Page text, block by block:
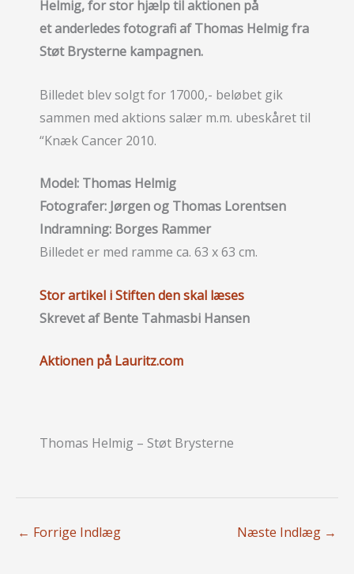
Helmig, for stor hjælp til aktionen på
et anderledes fotografi af Thomas Helmig fra
Støt Brysterne kampagnen.
Billedet blev solgt for 17000,- beløbet gik
sammen med aktions salær m.m. ubeskåret til
“Knæk Cancer 2010.
Model: Thomas Helmig
Fotografer: Jørgen og Thomas Lorentsen
Indramning: Borges Rammer
Billedet er med ramme ca. 63 x 63 cm.
Stor artikel i Stiften den skal læses
Skrevet af Bente Tahmasbi Hansen
Aktionen på Lauritz.com
Thomas Helmig – Støt Brysterne
← Forrige Indlæg Næste Indlæg →